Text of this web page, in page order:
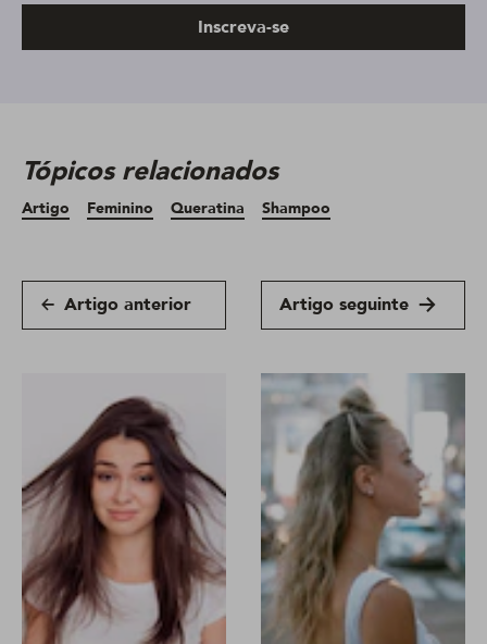
Inscreva-se
Tópicos relacionados
Artigo Feminino Queratina Shampoo
Artigo anterior Artigo seguinte